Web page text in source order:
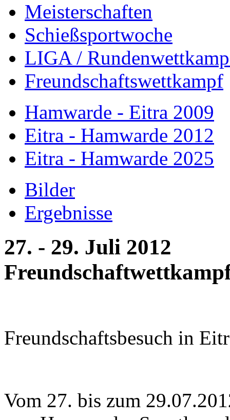
Meisterschaften
Schießsportwoche
LIGA /
Freundschaftswettkampf
Hamwarde - Eitra 2009
Eitra - Hamwarde 2012
Eitra - Hamwarde 2025
Bilder
Ergebnisse
27. - 29. Juli 2012
Freundschaftsbesuch in
Vom 27. bis zum